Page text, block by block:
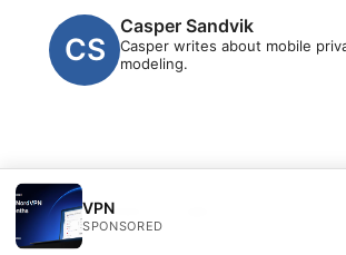
Casper Sandvik
Casper writes about mobile
modeling.
VPN
SPONSORED
© 2026 Clinedical. All rights reserved.